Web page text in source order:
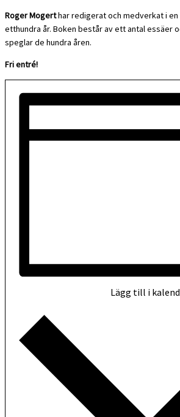
Roger Mogerthar redigerat och medverkat i
etthundra år. Boken består av ett antal essäer
speglar de hundra åren.
Fri entré!
Lägg till i